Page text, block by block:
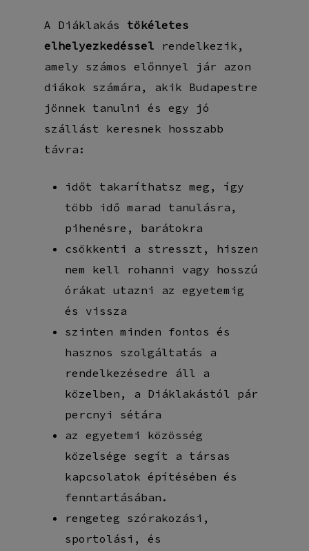
A Diáklakás tökéletes
elhelyezkedéssel rendelkezik,
amely számos előnnyel jár azon
diákok számára, akik Budapestre
jönnek tanulni és egy jó
szállást keresnek hosszabb
távra:
időt takaríthatsz meg, így
több idő marad tanulásra,
pihenésre, barátokra
csökkenti a stresszt, hiszen
nem kell rohanni vagy hosszú
órákat utazni az egyetemig
és vissza
szinten minden fontos és
hasznos szolgáltatás a
rendelkezésedre áll a
közelben, a Diáklakástól pár
percnyi sétára
az egyetemi közösség
közelsége segít a társas
kapcsolatok építésében és
fenntartásában.
rengeteg szórakozási,
sportolási, és